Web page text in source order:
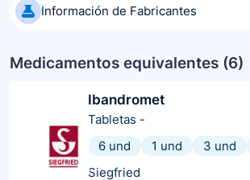
Información de Fabricantes
Medicamentos equivalentes (6)
Ibandromet
Tabletas -
6 und
1 und 3 und
Siegfried